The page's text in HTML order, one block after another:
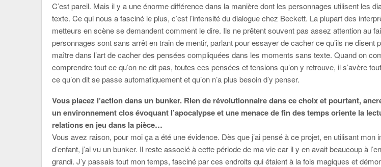
C’est pareil. Mais il y a une énorme différence dans la manière dont les personnages utilisent les
texte. Ce qui nous a fasciné le plus, c’est l’intensité du dialogue chez Beckett. La plupart des
metteurs en scène se demandent comment le dire. Ils ne prêtent souvent pas assez attention au
personnages sont sans arrêt en train de mentir, parlant pour essayer de cacher ce qu’ils ne disent
maître dans l’art de cacher des pensées compliquées dans les moments sans texte. Quand on
comprendre tout ce qu’on ne dit pas, toutes ces pensées et tensions qu’on y retrouve, il s’avère
ce qu’on dit se passe automatiquement et qu’on n’a plus besoin d’y penser.
Vous placez l’action dans un bunker. Rien de révolutionnaire dans ce choix et pourtant,
un environnement clos évoquant l’apocalypse et une menace de fin des temps oriente la
relations en jeu dans la pièce…
Vous avez raison, pour moi ça a été une évidence. Dès que j’ai pensé à ce projet, en utilisant mon
d’enfant, j’ai vu un bunker. Il reste associé à cette période de ma vie car il y en avait beaucoup à
grandi. J’y passais tout mon temps, fasciné par ces endroits qui étaient à la fois magiques et